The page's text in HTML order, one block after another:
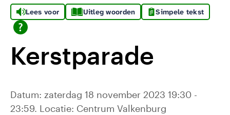
Lees voor Uitleg woorden Simpele tekst
Kerstparade
Datum: zaterdag 18 november 2023 19:30 -
23:59. Locatie: Centrum Valkenburg